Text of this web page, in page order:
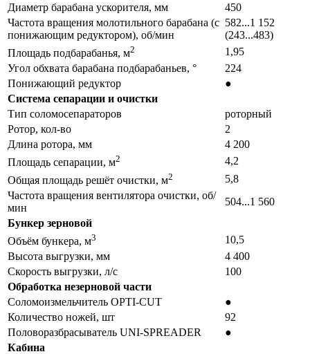
Диаметр барабана ускорителя, мм
450
Частота вращения молотильного барабана (с
понижающим редуктором), об/мин
582...1 152
(243...483)
Площадь подбарабанья, м2
1,95
Угол обхвата барабана подбарабаньев, °
224
Понижающий редуктор
●
Система сепарации и очистки
Тип соломосепараторов
роторный
Ротор, кол-во
2
Длина ротора, мм
4 200
Площадь сепарации, м2
4,2
Общая площадь решёт очистки, м2
5,8
Частота вращения вентилятора очистки, об/
мин
504...1 560
Бункер зерновой
Объём бункера, м3
10,5
Высота выгрузки, мм
4 400
Скорость выгрузки, л/с
100
Обработка незерновой части
Соломоизмельчитель OPTI-CUT
●
Количество ножей, шт
92
Половоразбрасыватель UNI-SPREADER
●
Кабина